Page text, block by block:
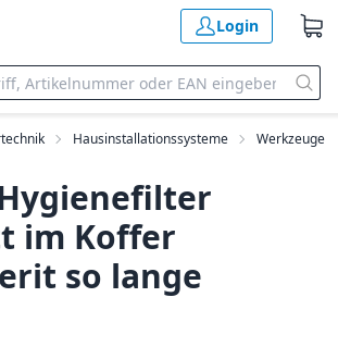
Login
Hausinstallationssysteme Werkzeuge
im Koffer
so lange